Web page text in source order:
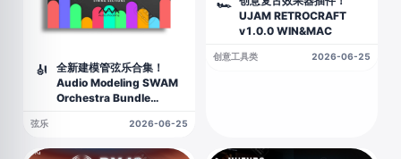
🎻
全新建模管弦乐合集！
Audio Modeling SWAM
Orchestra Bundle
弦乐 2026-06-25
🏎
UJAM RETROCRAFT
v1.0.0 WIN&MAC
创意工具类 2026-06-25